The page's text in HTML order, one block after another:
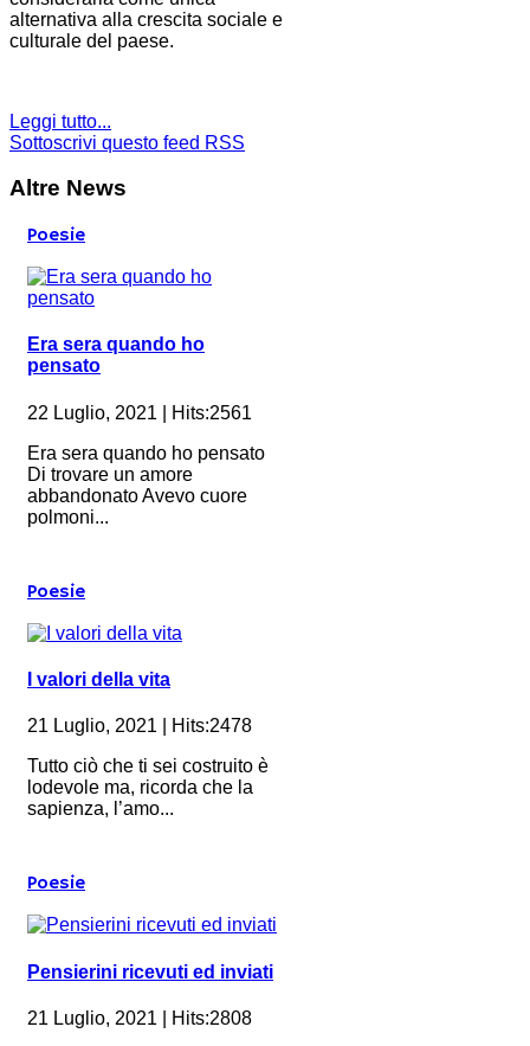
alternativa alla crescita sociale e
culturale del paese.
Leggi tutto...
Sottoscrivi questo feed RSS
Altre News
Poesie
Era sera quando ho
pensato
22 Luglio, 2021 | Hits:2561
Era sera quando ho pensato
Di trovare un amore
abbandonato Avevo cuore
polmoni...
Poesie
I valori della vita
21 Luglio, 2021 | Hits:2478
Tutto ciò che ti sei costruito è
lodevole ma, ricorda che la
sapienza, l’amo...
Poesie
Pensierini ricevuti ed inviati
21 Luglio, 2021 | Hits:2808